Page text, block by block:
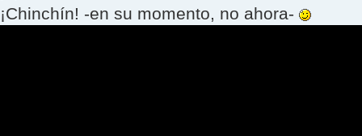
¡Chinchín! -en su momento, no ahora-